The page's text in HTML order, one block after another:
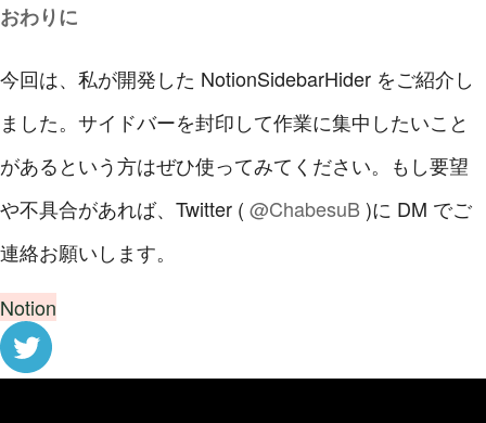
おわりに
今回は、私が開発した NotionSidebarHider をご紹介し
ました。サイドバーを封印して作業に集中したいこと
があるという方はぜひ使ってみてください。もし要望
や不具合があれば、Twitter ( @ChabesuB )に DM でご
連絡お願いします。
Notion